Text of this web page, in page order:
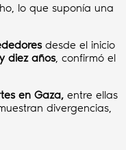
lo que suponía una
desde el inicio
diez años, confirmó el
en Gaza, entre ellas
divergencias,